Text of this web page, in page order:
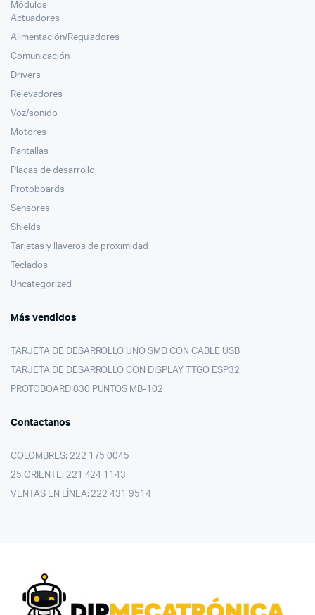
Módulos
Actuadores
Alimentación/Reguladores
Comunicación
Drivers
Relevadores
Voz/sonido
Motores
Pantallas
Placas de desarrollo
Protoboards
Sensores
Shields
Tarjetas y llaveros de proximidad
Teclados
Uncategorized
Más vendidos
TARJETA DE DESARROLLO UNO SMD CON CABLE USB
TARJETA DE DESARROLLO CON DISPLAY TTGO ESP32
PROTOBOARD 830 PUNTOS MB-102
Contactanos
COLOMBRES: 222 175 0045
25 ORIENTE: 221 424 1143
VENTAS EN LÍNEA: 222 431 9514